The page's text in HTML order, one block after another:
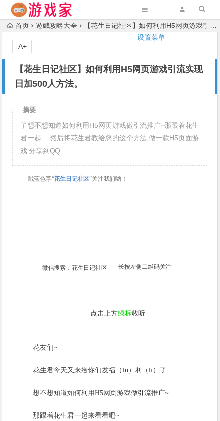
设置菜单
首页 遊戲攻略大全 【花生日记社区】如何利用H5网页游戏引流实现日加500人方法。
【花生日记社区】如何利用H5网页游戏引流实现
日加500人方法。
A+
摘要
了想不想知道如何利用H5网页游戏做引流推广~那跟着花生
君一起… 然后将花生君教给您的这个方法,做一款H5页面游
戏,分享到QQ…
戳蓝色字“花生日记社区”关注我们哟！
微信搜索：花生日记社区 长按左侧二维码关注
点击上方绿标收听
花友们~
花生君今天又来给你们发福（fu）利（li）了
想不想知道如何利用H5网页游戏做引流推广~
那跟着花生君一起来看看吧~